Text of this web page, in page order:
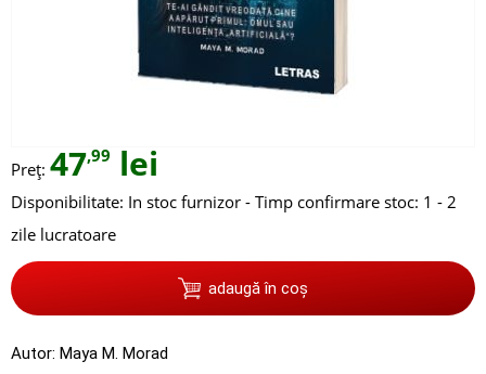
Preț: 47,99 lei
Disponibilitate: In stoc furnizor - Timp confirmare stoc: 1 - 2
zile lucratoare
adaugă în coș
Autor: Maya M. Morad